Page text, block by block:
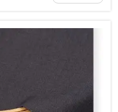
لاستبدالها. نسيج Xingye عالي الجودة...